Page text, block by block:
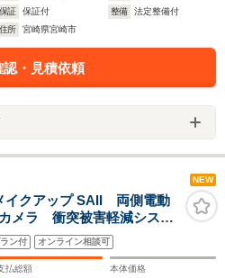
保証
保証付 整備
法定整備付
住所
宮崎県宮崎市
認・見積依頼
NEW
イクアップ SAII 両側電動
メラ 衝突被害軽減システ
トキー LEDヘッド 純
イト オートエアコン
ン付 オンライン相談可
払総額 本体価格